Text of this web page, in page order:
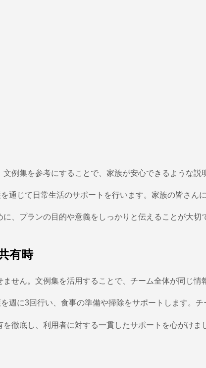
例集を参考にすることで、家族が安心できるような説
通じて日常生活のサポートを行います。家族の皆さん
、プランの目的や意義をしっかりと伝えることが大切
有時
せん。文例集を活用することで、チーム全体が同じ情
週に3回行い、食事の準備や掃除をサポートします。
徹底し、利用者に対する一貫したサポートを心がけま